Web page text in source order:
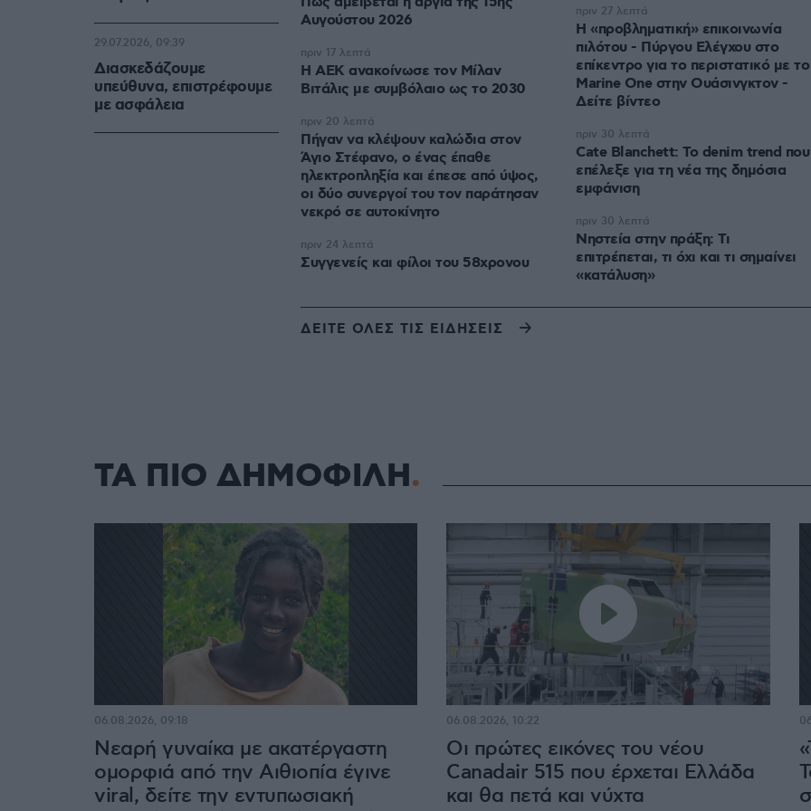
Διασκεδάζουμε
υπεύθυνα, επιστρέφουμε
με ασφάλεια
29.07.2026, 09:39
Αυγούστου 2026
H ΑΕΚ ανακοίνωσε τον Μίλαν
Βιτάλις με συμβόλαιο ως το 2030
πριν 17 λεπτά
Πήγαν να κλέψουν καλώδια στον
Άγιο Στέφανο, ο ένας έπαθε
ηλεκτροπληξία και έπεσε από ύψος,
οι δύο συνεργοί του τον παράτησαν
νεκρό σε αυτοκίνητο
πριν 20 λεπτά
Συγγενείς και φίλοι του 58χρονου
πριν 24 λεπτά
Η «προβληματική» επικοινωνία
πιλότου - Πύργου Ελέγχου στο
επίκεντρο για το περιστατικό με το
Marine One στην Ουάσινγκτον -
Δείτε βίντεο
πριν 27 λεπτά
Cate Blanchett: Το denim trend που
επέλεξε για τη νέα της δημόσια
εμφάνιση
πριν 30 λεπτά
Νηστεία στην πράξη: Τι
επιτρέπεται, τι όχι και τι σημαίνει
«κατάλυση»
πριν 30 λεπτά
ΔΕΙΤΕ ΟΛΕΣ ΤΙΣ ΕΙΔΗΣΕΙΣ
ΤΑ ΠΙΟ ΔΗΜΟΦΙΛΗ
Νεαρή γυναίκα με ακατέργαστη
ομορφιά από την Αιθιοπία έγινε
viral, δείτε την εντυπωσιακή
06.08.2026, 09:18
Οι πρώτες εικόνες του νέου
Canadair 515 που έρχεται Ελλάδα
και θα πετά και νύχτα
06.08.2026, 10:22